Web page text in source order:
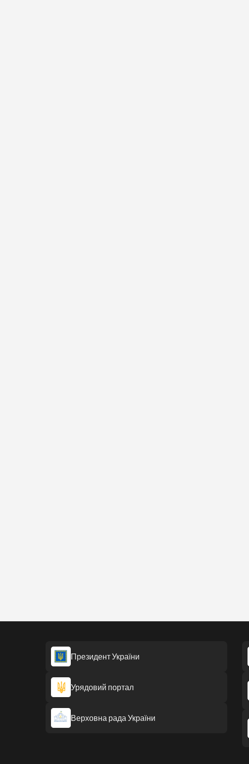
Президент України
Урядовий портал
Верховна рада України